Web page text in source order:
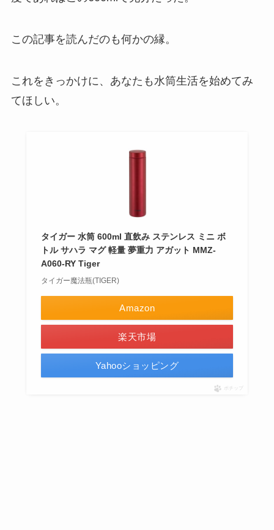
この記事を読んだのも何かの縁。
これをきっかけに、あなたも水筒生活を始めてみ
てほしい。
タイガー 水筒 600ml 直飲み ステンレス ミニ ボ
トル サハラ マグ 軽量 夢重力 アガット MMZ-
A060-RY Tiger
タイガー魔法瓶(TIGER)
Amazon
楽天市場
Yahooショッピング
ポチップ